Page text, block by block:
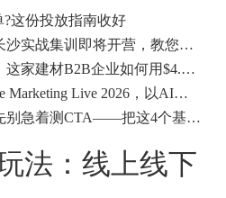
?这份投放指南收好
广告费烧了不见询盘？长沙实战集训即将开营，教您SEM投放+GEO流量收割，把预算变成真订单
国外展会仅剩15天开启：这家建材B2B企业如何用$4.1撬动近500条本地经销商线索？
万成云商受邀出席Google Marketing Live 2026，以AI之力领航出海增长新浪潮
提高谷歌广告转化率，先别急着测CTA——把这4个基础动作做对，比什么都管用
法：线上线下